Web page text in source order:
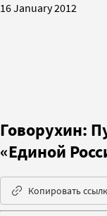
16 January 2012
Говорухин:
«Единой
Копировать